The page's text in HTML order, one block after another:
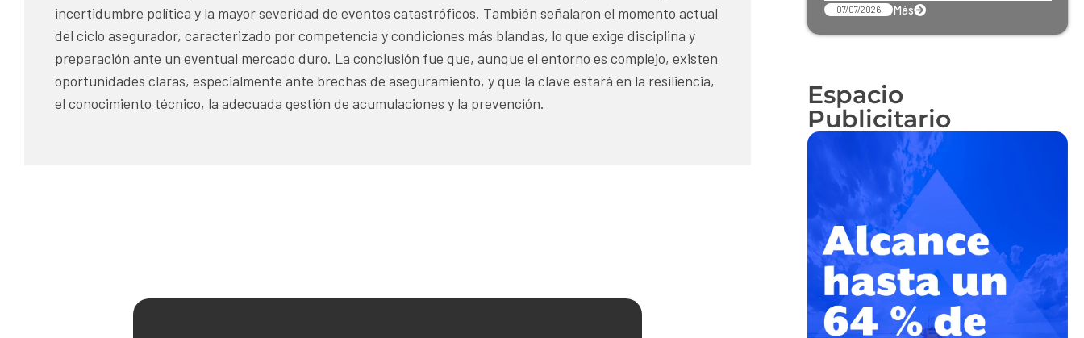
incertidumbre política y la mayor severidad de eventos catastróficos. También señalaron el momento actual
del ciclo asegurador, caracterizado por competencia y condiciones más blandas, lo que exige disciplina y
preparación ante un eventual mercado duro. La conclusión fue que, aunque el entorno es complejo, existen
oportunidades claras, especialmente ante brechas de aseguramiento, y que la clave estará en la resiliencia,
el conocimiento técnico, la adecuada gestión de acumulaciones y la prevención.
07/07/2026 Más
Espacio
Publicitario